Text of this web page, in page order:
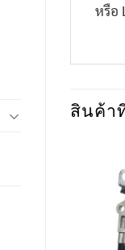
หรือ
สินค้า